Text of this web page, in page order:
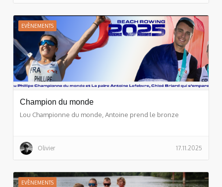
EVÈNEMENTS
Champion du monde
Lou Championne du monde, Antoine prend le bronze
Olivier 17.11.2025
EVÈNEMENTS